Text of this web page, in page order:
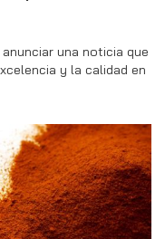
una noticia que
y la calidad en